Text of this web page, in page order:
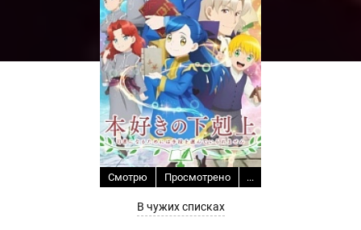
Смотрю Просмотрено ...
В чужих списках